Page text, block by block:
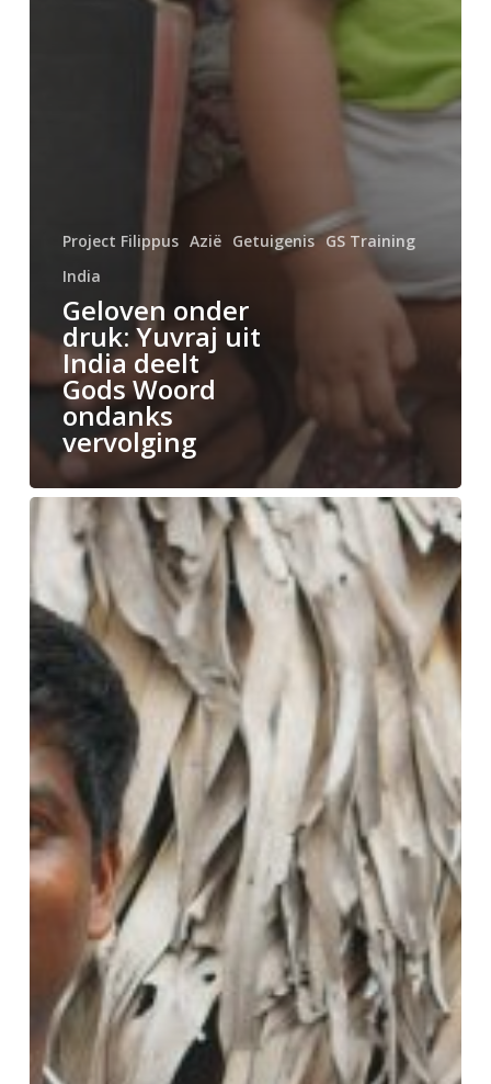
Project Filippus Azië Getuigenis GS Training
India
Geloven onder
druk: Yuvraj uit
India deelt
Gods Woord
ondanks
vervolging
Groeiend
geloof
ondanks
vervolging